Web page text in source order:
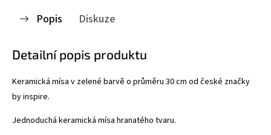
Popis Diskuze
Detailní popis produktu
Keramická mísa v zelené barvě o průměru 30 cm od české značky
by inspire.
Jednoduchá keramická mísa hranatého tvaru.